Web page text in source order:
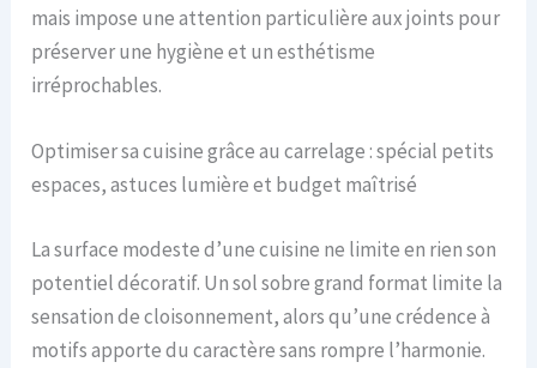
mais impose une attention particulière aux joints pour
préserver une hygiène et un esthétisme
irréprochables.
Optimiser sa cuisine grâce au carrelage : spécial petits
espaces, astuces lumière et budget maîtrisé
La surface modeste d’une cuisine ne limite en rien son
potentiel décoratif. Un sol sobre grand format limite la
sensation de cloisonnement, alors qu’une crédence à
motifs apporte du caractère sans rompre l’harmonie.